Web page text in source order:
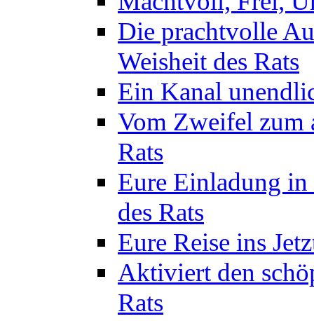
Die prachtvolle
Weisheit des Rats
Ein Kanal
Vom Zweifel zum
Rats
Eure Einladung
des Rats
Eure Reise ins
Aktiviert den
Rats